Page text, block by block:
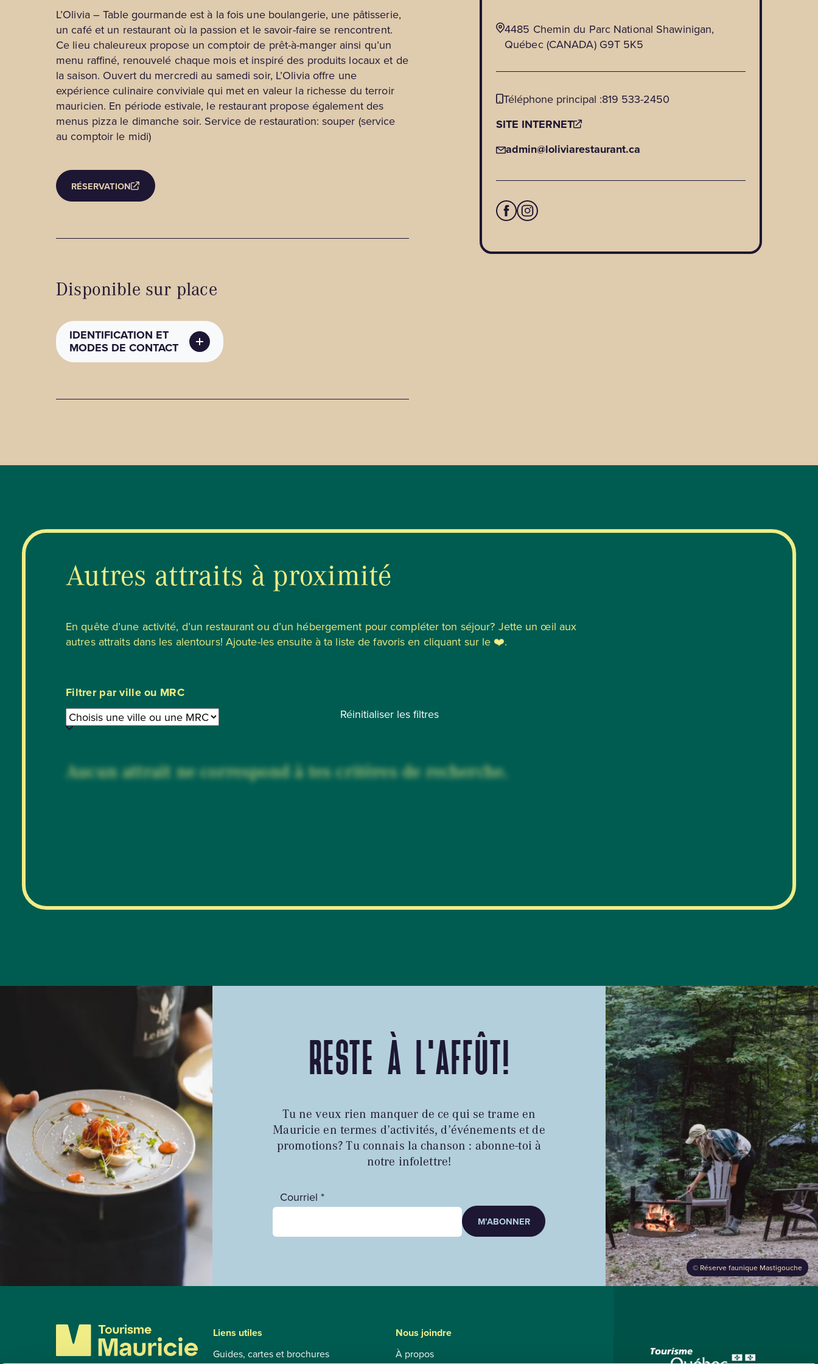
L’Olivia – Table gourmande est à la fois une boulangerie, une pâtisserie,
un café et un restaurant où la passion et le savoir-faire se rencontrent.
Ce lieu chaleureux propose un comptoir de prêt-à-manger ainsi qu’un
menu raffiné, renouvelé chaque mois et inspiré des produits locaux et de
la saison. Ouvert du mercredi au samedi soir, L’Olivia offre une
expérience culinaire conviviale qui met en valeur la richesse du terroir
mauricien. En période estivale, le restaurant propose également des
menus pizza le dimanche soir. Service de restauration: souper (service
au comptoir le midi)
RÉSERVATION
Disponible sur place
IDENTIFICATION ET
MODES DE CONTACT
(PUBLICS)
4485 Chemin du Parc National Shawinigan,
Québec (CANADA) G9T 5K5
Téléphone principal :819 533-2450
SITE INTERNET
admin@loliviarestaurant.ca
Autres attraits à proximité
En quête d’une activité, d’un restaurant ou d’un hébergement pour compléter ton séjour? Jette un œil aux
autres attraits dans les alentours! Ajoute-les ensuite à ta liste de favoris en cliquant sur le ❤️.
Filtrer par ville ou MRC
Réinitialiser les filtres
Aucun attrait ne correspond à tes critères de recherche.
RESTE À L'AFFÛT!
Tu ne veux rien manquer de ce qui se trame en
Mauricie en termes d’activités, d’événements et de
promotions? Tu connais la chanson : abonne-toi à
notre infolettre!
Courriel *
M’ABONNER
© Réserve faunique Mastigouche
Liens utiles
Guides, cartes et brochures
Nous joindre
À propos